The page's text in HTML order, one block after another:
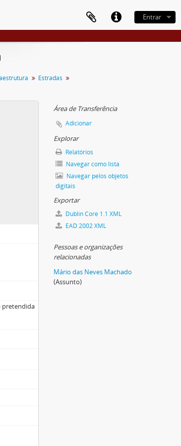
Entrar
Estradas
pretendida
Área de Transferência
Adicionar
Explorar
Relatórios
Navegar como lista
Navegar pelos objetos
digitais
Exportar
Dublin Core 1.1 XML
EAD 2002 XML
Pessoas e organizações
relacionadas
Mário das Neves Machado
(Assunto)